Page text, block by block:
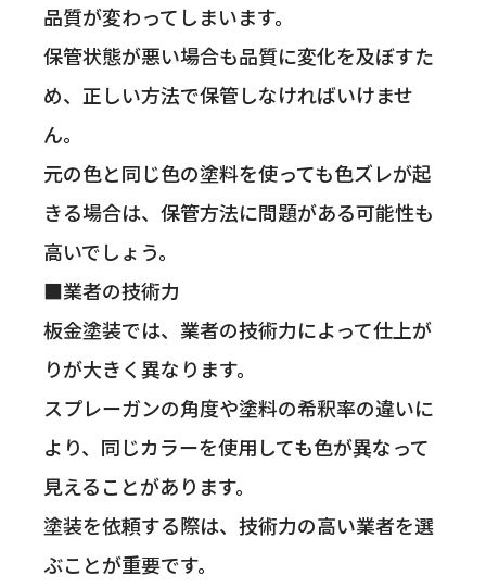
品質が変わってしまいます。
保管状態が悪い場合も品質に変化を及ぼすた
め、正しい方法で保管しなければいけませ
ん。
元の色と同じ色の塗料を使っても色ズレが起
きる場合は、保管方法に問題がある可能性も
高いでしょう。
■業者の技術力
板金塗装では、業者の技術力によって仕上が
りが大きく異なります。
スプレーガンの角度や塗料の希釈率の違いに
より、同じカラーを使用しても色が異なって
見えることがあります。
塗装を依頼する際は、技術力の高い業者を選
ぶことが重要です。